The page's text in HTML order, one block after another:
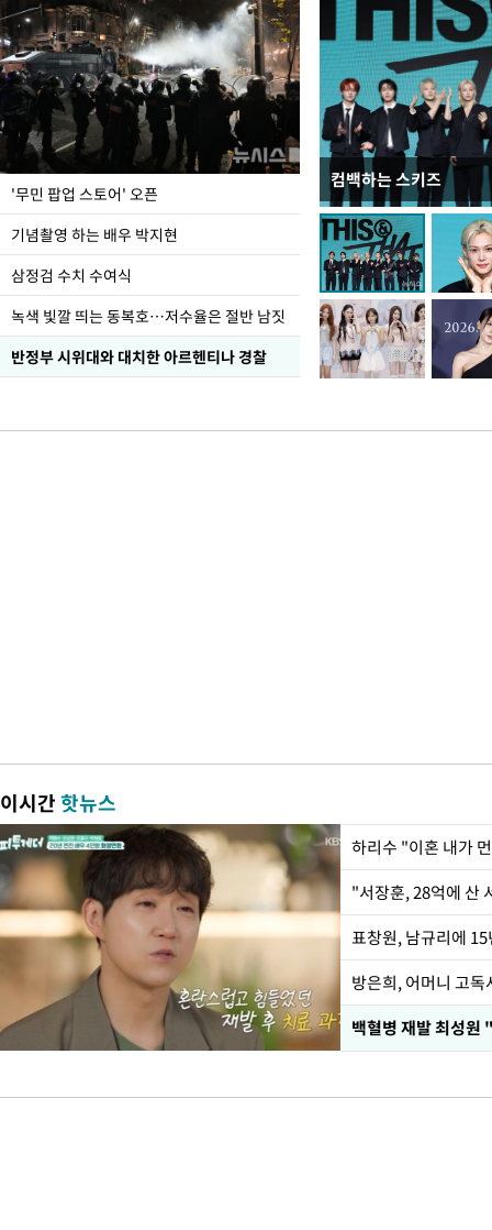
'무민 팝업 스토어' 오픈
기념촬영 하는 배우 박지현
삼정검 수치 수여식
녹색 빛깔 띄는 동복호…저수율은 절반 남짓
반정부 시위대와 대치한 아르헨티나 경찰
컴백하는 스키즈
이 대통령, 국가폭력
가 책임지고 치유"
이시간핫뉴스
하리수 "이혼 내가
"서장훈, 28억에 산
방은희, 어머니 고
백혈병 재발 최성원